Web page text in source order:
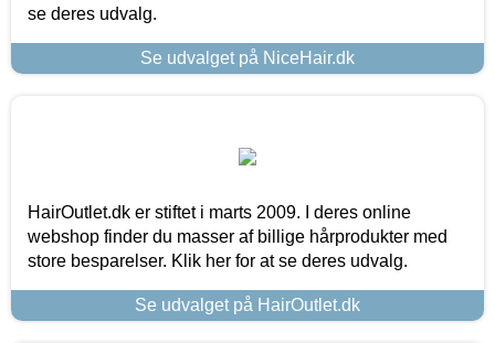
se deres udvalg.
Se udvalget på NiceHair.dk
HairOutlet.dk er stiftet i marts 2009. I deres online
webshop finder du masser af billige hårprodukter med
store besparelser. Klik her for at se deres udvalg.
Se udvalget på HairOutlet.dk